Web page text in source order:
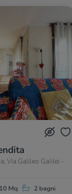
Via Galileo Galilei -
Mq 2 bagni